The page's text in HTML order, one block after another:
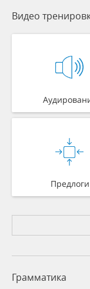
Видео
Предлоги
Грамматика